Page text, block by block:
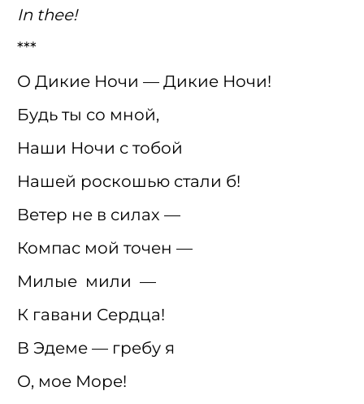
In thee!
***
О Дикие Ночи — Дикие Ночи!
Будь ты со мной,
Наши Ночи с тобой
Нашей роскошью стали б!
Ветер не в силах —
Компас мой точен —
Милые мили —
К гавани Сердца!
В Эдеме — гребу я
О, мое Море!